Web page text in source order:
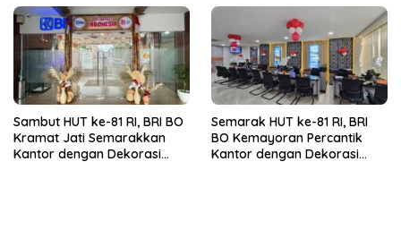
Sambut HUT ke-81 RI, BRI BO
Kramat Jati Semarakkan
Kantor dengan Dekorasi
Semarak HUT ke-81 RI, BRI
BO Kemayoran Percantik
Kantor dengan Dekorasi